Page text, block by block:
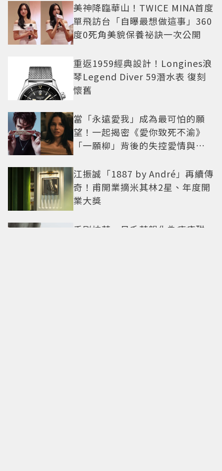
美神降臨華山！TWICE MINA首度
單飛訪台「自曝最想做這事」360
度0死角美貌保養祕訣一次公開
重返1959經典設計！Longines浪
琴Legend Diver 59潛水表 復刻
懷舊
當「永遠愛我」成為最可怕的願
望！一起揭密《愛你致死不渝》
「一願柳」背後的失控愛情與爆
江振誠「1887 by André」再續傳
奇！甫開業摘米其林2星、年度開
業大獎
手刷抹茶、日系茶韻化為療癒甜